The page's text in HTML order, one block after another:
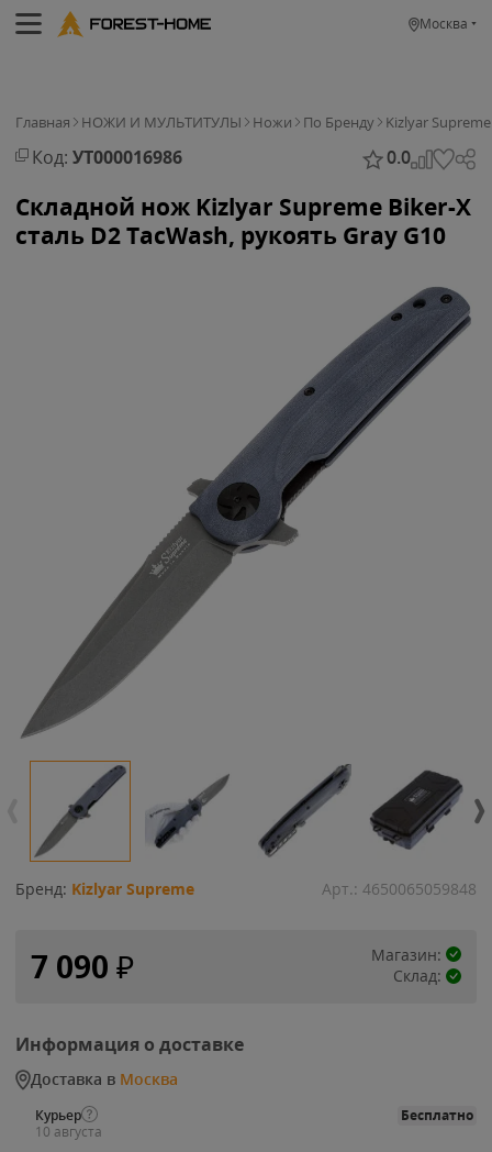
Москва
Главная НОЖИ И МУЛЬТИТУЛЫ Ножи По Бренду Kizlyar Supreme
Код: УТ000016986 0.0
Складной нож Kizlyar Supreme Biker-X
сталь D2 TacWash, рукоять Gray G10
Бренд: Kizlyar Supreme Арт.: 4650065059848
7 090 ₽
Магазин:
Склад:
Информация о доставке
Доставка в Москва
Курьер
Бесплатно
10 августа